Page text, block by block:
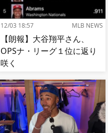
12/03 18:57 MLB NEWS
【朗報】大谷翔平さん、
OPSナ・リーグ１位に返り
咲く